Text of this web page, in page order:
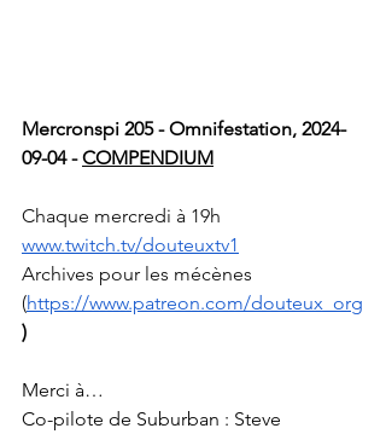
Mercronspi 205 - Omnifestation, 2024-
09-04 - COMPENDIUM
Chaque mercredi à 19h
www.twitch.tv/douteuxtv1
Archives pour les mécènes
(https://www.patreon.com/douteux_org
)
Merci à…
Co-pilote de Suburban : Steve